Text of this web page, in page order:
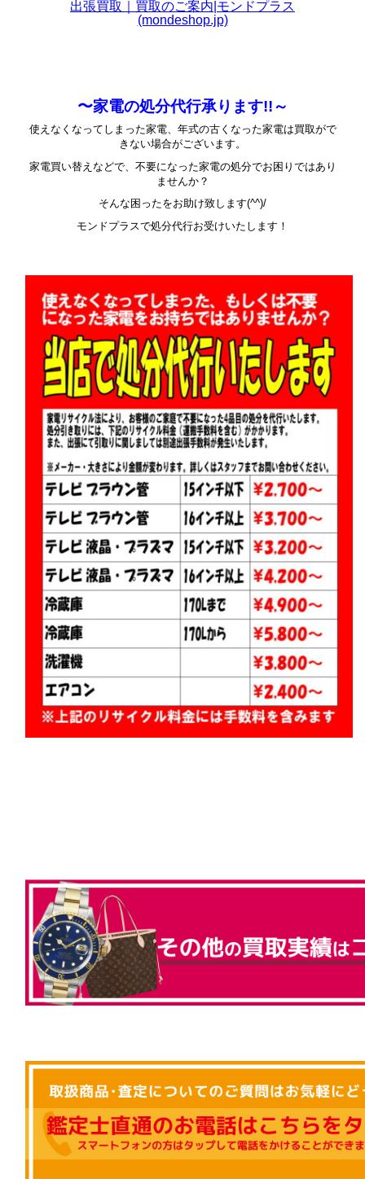
出張買取｜買取のご案内|モンドプラス
(mondeshop.jp)
〜家電の処分代行承ります!!～
使えなくなってしまった家電、年式の古くなった家電は買取がで
きない場合がございます。
家電買い替えなどで、不要になった家電の処分でお困りではあり
ませんか？
そんな困ったをお助け致します(^^)/
モンドプラスで処分代行お受けいたします！